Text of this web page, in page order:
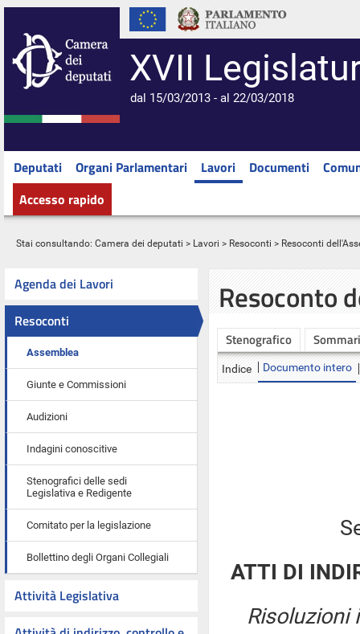
XVII
dal 15/03/2013 - al 22/03/2018
Deputati Organi Parlamentari Lavori Documenti
Accesso rapido
Stai consultando: Camera dei deputati > Lavori > Resoconti > Resoconti
Agenda dei Lavori
Resoconti
Assemblea
Giunte e Commissioni
Audizioni
Indagini conoscitive
Stenografici delle sedi
Legislativa e Redigente
Comitato per la legislazione
Bollettino degli Organi Collegiali
Attività Legislativa
Resoconto
Stenografico
Indice Documento intero
ATTI DI
Risoluzioni